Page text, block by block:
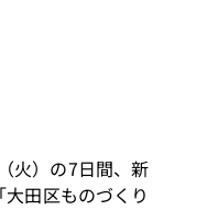
火）の7日間、新
田区ものづくり